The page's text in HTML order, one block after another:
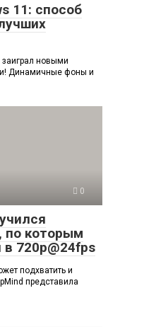
11: способ
новыми
Динамичные фоны и
0
по которым
720p@24fps
подхватить и
представила